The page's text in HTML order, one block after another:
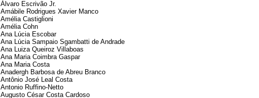
Álvaro Escrivão Jr.
Amábile Rodrigues Xavier Manco
Amélia Castiglioni
Amélia Cohn
Ana Lúcia Escobar
Ana Lúcia Sampaio Sgambatti de Andrade
Ana Luiza Queiroz Villaboas
Ana Maria Coimbra Gaspar
Ana Maria Costa
Anadergh Barbosa de Abreu Branco
Antônio José Leal Costa
Antonio Ruffino-Netto
Augusto César Costa Cardoso